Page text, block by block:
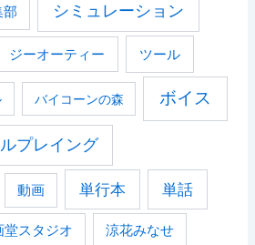
部 シミュレーション
ジーオーティー ツール
バイコーンの森 ボイス
プレイング
動画 単行本 単話
堂スタジオ 涼花みなせ